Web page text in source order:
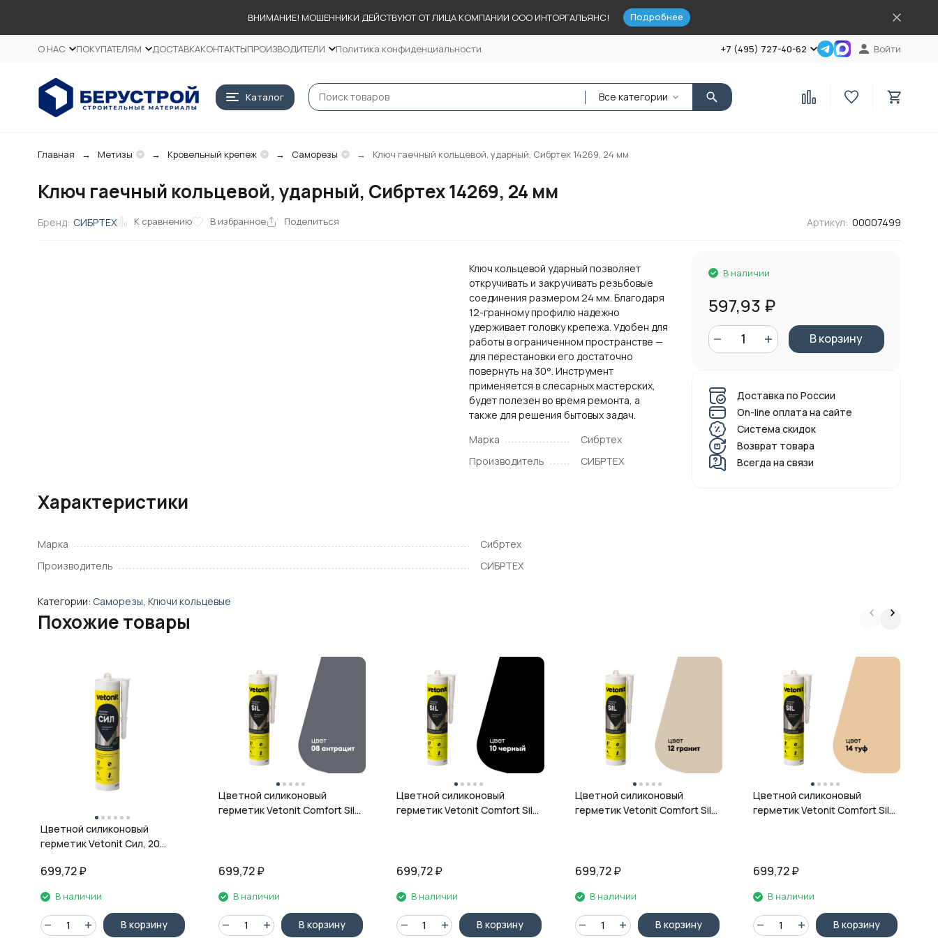
ВНИМАНИЕ! МОШЕННИКИ ДЕЙСТВУЮТ ОТ ЛИЦА КОМПАНИИ ООО ИНТОРГАЛЬЯНС! Подробнее
О НАС ПОКУПАТЕЛЯМ ДОСТАВКАКОНТАКТЫПРОИЗВОДИТЕЛИ Политика конфиденциальности +7 (495) 727-40-62 Войти
Каталог Все категории
Главная Метизы Кровельный крепеж Саморезы Ключ гаечный кольцевой, ударный, Сибртех 14269, 24 мм
Ключ гаечный кольцевой, ударный, Сибртех 14269, 24 мм
Бренд: СИБРТЕХ К сравнению В избранное Поделиться Артикул: 00007499
Ключ кольцевой ударный позволяет
откручивать и закручивать резьбовые
соединения размером 24 мм. Благодаря
12-гранному профилю надежно
удерживает головку крепежа. Удобен для
работы в ограниченном пространстве —
для перестановки его достаточно
повернуть на 30°. Инструмент
применяется в слесарных мастерских,
будет полезен во время ремонта, а
также для решения бытовых задач.
Марка
Сибртех
Производитель
СИБРТЕХ
В наличии
597,93 ₽
В корзину
Доставка по России
On-line оплата на сайте
Система скидок
Возврат товара
Всегда на связи
Характеристики
Марка
Сибртех
Производитель
СИБРТЕХ
Категории: Саморезы Ключи кольцевые
Похожие товары
Цветной силиконовый
герметик Vetonit Сил, 20
699,72 ₽
В наличии
В корзину
Цветной силиконовый
герметик Vetonit Comfort Sil,
699,72₽
В наличии
В корзину
Цветной силиконовый
герметик Vetonit Comfort Sil,
699,72₽
В наличии
В корзину
Цветной силиконовый
герметик Vetonit Comfort Sil,
699,72₽
В наличии
В корзину
Цветной силиконовый
герметик Vetonit Comfort Sil,
699,72₽
В наличии
В корзину